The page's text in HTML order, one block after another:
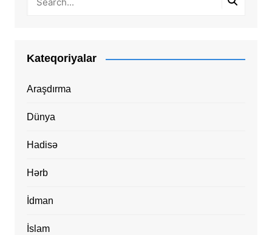
Kateqoriyalar
Araşdırma
Dünya
Hadisə
Hərb
İdman
İslam